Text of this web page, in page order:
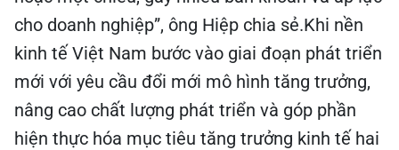
cho doanh nghiệp”, ông Hiệp chia sẻ.Khi nền
kinh tế Việt Nam bước vào giai đoạn phát triển
mới với yêu cầu đổi mới mô hình tăng trưởng,
nâng cao chất lượng phát triển và góp phần
hiện thực hóa mục tiêu tăng trưởng kinh tế hai